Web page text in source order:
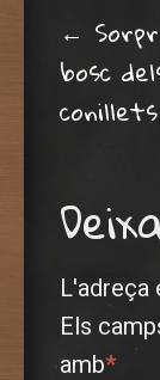
←
bosc
conillets
L'adreça
Els
amb*